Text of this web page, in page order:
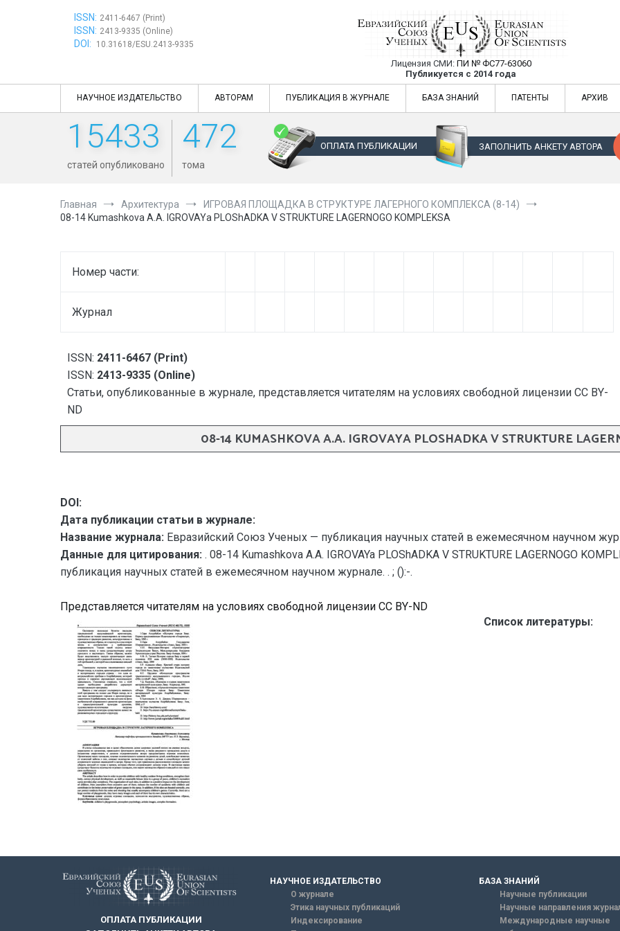
ISSN: 2411-6467 (Print)
ISSN: 2413-9335 (Online)
DOI: 10.31618/ESU.2413-9335
Евразийский Союз Ученых —
Лицензия СМИ: ПИ № ФС77-63060
Публикуется с 2014 года
Евразийский Союз Ученых — публикация научных статей в
НАУЧНОЕ ИЗДАТЕЛЬСТВО АВТОРАМ ПУБЛИКАЦИЯ В ЖУРНАЛЕ БАЗА ЗНАНИЙ ПАТЕНТЫ АРХИВ
15433
статей опубликовано
472
тома
ОПЛАТА ПУБЛИКАЦИИ ЗАПОЛНИТЬ АНКЕТУ АВТОРА
Главная Архитектура
ИГРОВАЯ ПЛОЩАДКА В СТРУКТУРЕ ЛАГЕРНОГО КОМПЛЕКСА (8-14)
08-14 Kumashkova A.A. IGROVAYa PLOShADKA V STRUKTURE LAGERNOGO KOMPLEKSA
Номер части:
Журнал
ISSN: 2411-6467 (Print)
ISSN: 2413-9335 (Online)
Статьи, опубликованные в журнале, представляется читателям на условиях свободной лицензии CC BY-
ND
08-14 KUMASHKOVA A.A. IGROVAYA PLOSHADKA V STRUKTURE
DOI:
Дата публикации статьи в журнале:
Название журнала: Евразийский Союз Ученых — публикация научных статей в ежемесячном научном
Данные для цитирования: . 08-14 Kumashkova A.A. IGROVAYa PLOShADKA V STRUKTURE LAGERNOGO
публикация научных статей в ежемесячном научном журнале. . ; ():-.
Представляется читателям на условиях свободной лицензии CC BY-ND
Список литературы:
ОПЛАТА ПУБЛИКАЦИИ
НАУЧНОЕ ИЗДАТЕЛЬСТВО
О журнале
Этика научных публикаций
Индексирование
БАЗА ЗНАНИЙ
Научные публикации
Научные направления
Международные научные